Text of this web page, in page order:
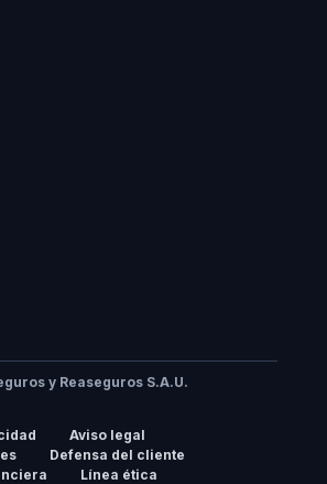
y Reaseguros S.A.U.
Aviso legal
Defensa del cliente
Línea ética